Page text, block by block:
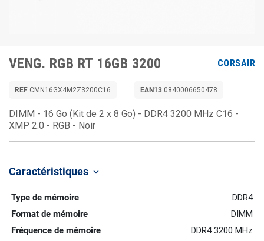
VENG. RGB RT 16GB 3200 CORSAIR
REF CMN16GX4M2Z3200C16 EAN13 0840006650478
DIMM - 16 Go (Kit de 2 x 8 Go) - DDR4 3200 MHz C16 -
XMP 2.0 - RGB - Noir
Caractéristiques keyboard_arrow_down
Type de mémoire
DDR4
Format de mémoire
DIMM
Fréquence de mémoire
DDR4 3200 MHz